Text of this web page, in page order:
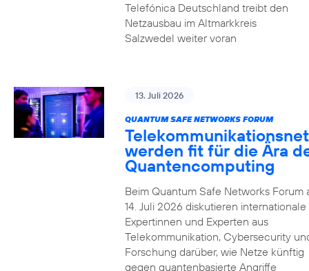
Telefónica Deutschland treibt den
Netzausbau im Altmarkkreis
Salzwedel weiter voran
13. Juli 2026
QUANTUM SAFE NETWORKS FORUM
werden fit für die Ära
Quantencomputing
Beim Quantum Safe Networks Forum
14. Juli 2026 diskutieren internationale
Expertinnen und Experten aus
Telekommunikation, Cybersecurity
Forschung darüber, wie Netze künftig
gegen quantenbasierte Angriffe